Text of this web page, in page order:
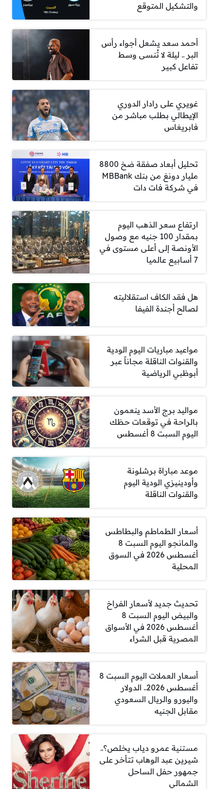
والتشكيل المتوقع
أحمد سعد يشعل أجواء رأس
البر .. ليلة لا تُنسى وسط
تفاعل كبير
غويري على رادار الدوري
الإيطالي بطلب مباشر من
فابريغاس
تحليل أبعاد صفقة ضخ 8800
مليار دونغ من بنك MBBank
في شركة فات دات
ارتفاع سعر الذهب اليوم
بمقدار 100 جنيه مع وصول
الأونصة إلى أعلى مستوى في
7 أسابيع عالميا
هل فقد الكاف استقلاليته
لصالح أجندة الفيفا
مواعيد مباريات اليوم الودية
والقنوات الناقلة مجاناً عبر
أبوظبي الرياضية
مواليد برج الأسد ينعمون
بالراحة في توقعات حظك
اليوم السبت 8 أغسطس
موعد مباراة برشلونة
وأودينيزي الودية اليوم
والقنوات الناقلة
أسعار الطماطم والبطاطس
والمانجو اليوم السبت 8
أغسطس 2026 في السوق
المحلية
تحديث جديد لأسعار الفراخ
والبيض اليوم السبت 8
أغسطس 2026 في الأسواق
المصرية قبل الشراء
أسعار العملات اليوم السبت 8
أغسطس 2026.. الدولار
واليورو والريال السعودي
مقابل الجنيه
مستنية عمرو دياب يخلص؟..
شيرين عبد الوهاب تتأخر على
جمهور حفل الساحل
الشمالي